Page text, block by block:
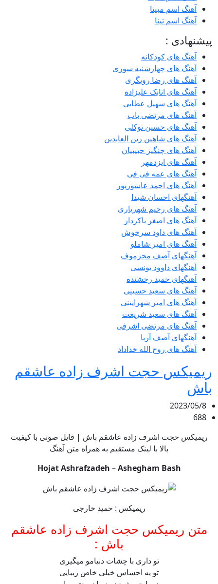
آهنگ اسم مبینا
آهنگ اسم تینا
پیشنهادی :
آهنگ های کودکانه
آهنگ های چهارشنبه سوری
آهنگ های رضا رویگری
آهنگ های اتابک علیزاده
آهنگ های سهیل عطایی
آهنگ های مرتضی باب
آهنگ های حسین توکلی
آهنگ های شاهین زین العابدین
آهنگ های چنگیز حبیبیان
آهنگ های ایزدمهر
آهنگ های عمه فی فی
آهنگ های احمد عاشورپور
آهنگهای احسان شیدا
آهنگ های رحیم شهریاری
آهنگ های اصغر باکردار
آهنگ های داود سرخوش
آهنگ های امیر شاملو
آهنگهای آصف محرموف
آهنگهای داوود یونسی
آهنگهای حمید رخشنده
آهنگ های سعید حسینی
آهنگ های امیر شهرایینی
آهنگ های سعید شریعت
آهنگ های مرتضی اشرفی
آهنگهای آصف آریا
آهنگ های روح الله خداداد
ریمیکس حجت اشرف زاده عاشقم
باش
2023/05/8
688
ریمیکس حجت اشرف زاده عاشقم باش | فایل صوتی با کیفیت
بالا با لینک مستقیم به همراه متن آهنگ
Hojat Ashrafzadeh –Ashegham Bash
ریمیکس : حمید خارجی
متن ریمیکس حجت اشرف زاده عاشقم
باش :
تو داری با چشات دنیامو میگیری
تو یه احساس خیلی خاص زیبایی